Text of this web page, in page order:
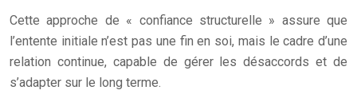
Cette approche de « confiance structurelle » assure que
l’entente initiale n’est pas une fin en soi, mais le cadre d’une
relation continue, capable de gérer les désaccords et de
s’adapter sur le long terme.